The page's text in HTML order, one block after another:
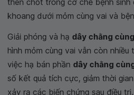
khoang dưới mỏm cùng vai và
Giải phóng và hạ dây chằng
hình mỏm cùng vai vẫn còn nhiều
việc hạ bán phần dây chằng
số kết quả tích cực, giảm thời
xảy ra các biến chứng sau điều trị.